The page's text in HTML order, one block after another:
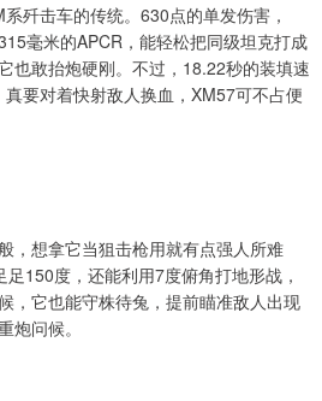
歼击车的传统。630点的单发伤害，
毫米的APCR，能轻松把同级坦克打成
也敢抬炮硬刚。不过，18.22秒的装填速
要对着快射敌人换血，XM57可不占便
，想拿它当狙击枪用就有点强人所难
150度，还能利用7度俯角打地形战，
，它也能守株待兔，提前瞄准敌人出现
炮问候。